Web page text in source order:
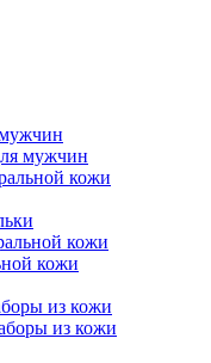
мужчин
кожи
кожи
кожи
из кожи
из кожи